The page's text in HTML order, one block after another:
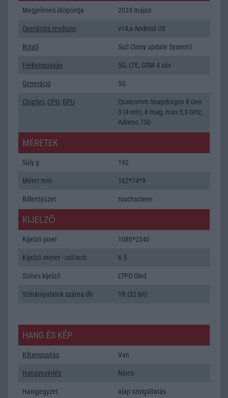
Megjelenés időpontja 2024 május
Operációs rendszer v14,x Android OS
RotaS SuS (Sony update System)
Frekvenciasáv 5G, LTE, GSM 4 sáv
Generáció 5G
ChipSet, CPU, GPU
Qualcomm Snapdragon 8 Gen
3 (4 nm), 8 mag, max 3,3 GHz,
Adreno 750
MÉRETEK
Súly g 192
Méret mm 162*74*9
Billentyűzet touchscreen
KIJELZŐ
Kijelző pixel 1080*2340
Kijelző méret - col/inch 6.5
Színes kijelző LTPO Oled
Színárnyalatok száma db 1B (32 bit)
HANG ÉS KÉP
Kihangositás Van
Hangvezérlés Nincs
Hangjegyzet alap szolgáltatás